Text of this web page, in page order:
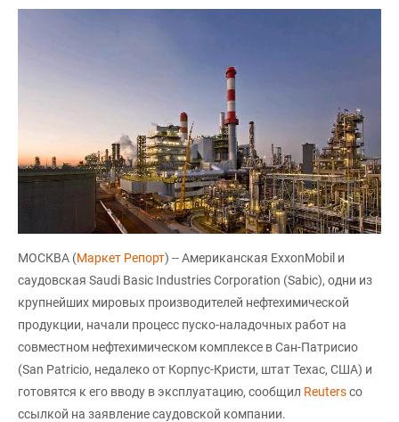
МОСКВА (Маркет Репорт) -- Американская ExxonMobil и
саудовская Saudi Basic Industries Corporation (Sabic), одни из
крупнейших мировых производителей нефтехимической
продукции, начали процесс пуско-наладочных работ на
совместном нефтехимическом комплексе в Сан-Патрисио
(San Patricio, недалеко от Корпус-Кристи, штат Техас, США) и
готовятся к его вводу в эксплуатацию, сообщил Reutersсо
ссылкой на заявление саудовской компании.